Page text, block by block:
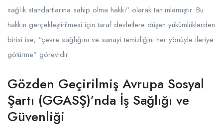
sağlık standartlarına sahip olma hakkı” olarak tanımlamıştır. Bu
hakkın gerçekleştirilmesi için taraf devletlere düşen yükümlüklerden
birisi ise, “çevre sağlığını ve sanayi temizliğini her yönüyle ileriye
götürme” görevidir.
Gözden Geçirilmiş Avrupa Sosyal
Şartı (GGASŞ)’nda İş Sağlığı ve
Güvenliği